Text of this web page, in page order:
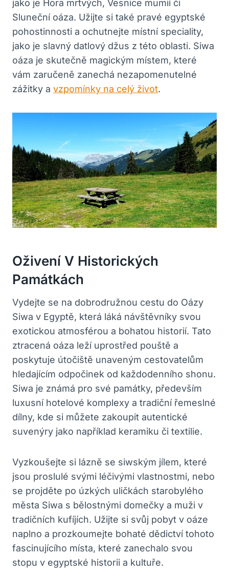
jako je Hora mrtvých, Vesnice mumií či
Sluneční oáza. Užijte si také pravé egyptské
pohostinnosti a ochutnejte místní speciality,
jako je slavný datlový džus z této oblasti. Siwa
oáza je skutečně magickým místem, které
vám zaručeně zanechá nezapomenutelné
zážitky a vzpomínky na celý život.
Oživení V Historických
Památkách
Vydejte se na dobrodružnou cestu do Oázy
Siwa v Egyptě, která láká návštěvníky svou
exotickou atmosférou a bohatou historií. Tato
ztracená oáza leží uprostřed pouště a
poskytuje útočiště unaveným cestovatelům
hledajícím odpočinek od každodenního shonu.
Siwa je známá pro své památky, především
luxusní hotelové komplexy a tradiční řemeslné
dílny, kde si můžete zakoupit autentické
suvenýry jako například keramiku či textilie.
Vyzkoušejte si lázně se siwským jílem, které
jsou proslulé svými léčivými vlastnostmi, nebo
se projděte po úzkých uličkách starobylého
města Siwa s bělostnými domečky a muži v
tradičních kufíjích. Užijte si svůj pobyt v oáze
naplno a prozkoumejte bohaté dědictví tohoto
fascinujícího místa, které zanechalo svou
stopu v egyptské historii a kultuře.